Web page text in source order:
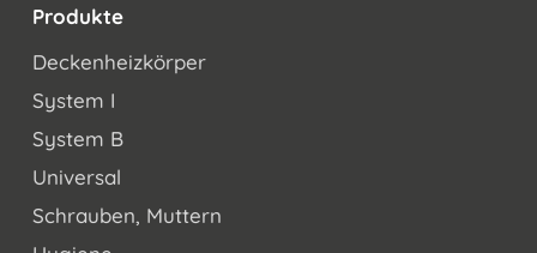
Produkte
Deckenheizkörper
System I
System B
Universal
Schrauben, Muttern